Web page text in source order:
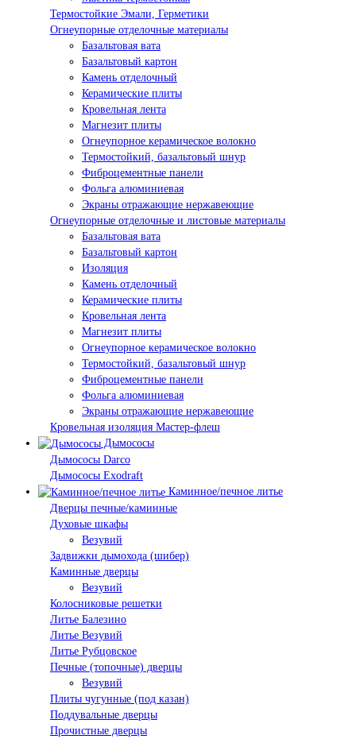
Термостойкие Эмали, Герметики
Огнеупорные отделочные материалы
Базальтовая вата
Базальтовый картон
Камень отделочный
Керамические плиты
Кровельная лента
Магнезит плиты
Огнеупорное керамическое волокно
Термостойкий, базальтовый шнур
Фиброцементные панели
Фольга алюминиевая
Экраны отражающие нержавеющие
Огнеупорные отделочные и листовые материалы
Базальтовая вата
Базальтовый картон
Изоляция
Камень отделочный
Керамические плиты
Кровельная лента
Магнезит плиты
Огнеупорное керамическое волокно
Термостойкий, базальтовый шнур
Фиброцементные панели
Фольга алюминиевая
Экраны отражающие нержавеющие
Кровельная изоляция Мастер-флеш
Дымососы
Дымососы Darco
Дымососы Exodraft
Каминное/печное литье
Дверцы печные/каминные
Духовые шкафы
Везувий
Задвижки дымохода (шибер)
Каминные дверцы
Везувий
Колосниковые решетки
Литье Балезино
Литье Везувий
Литье Рубцовское
Печные (топочные) дверцы
Везувий
Плиты чугунные (под казан)
Поддувальные дверцы
Прочистные дверцы